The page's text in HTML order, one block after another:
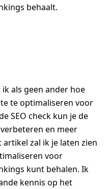
behaalt.
als geen ander hoe
te optimaliseren voor
SEO check kun je de
en meer
zal ik je laten zien
voor
kunt behalen. Ik
kennis op het